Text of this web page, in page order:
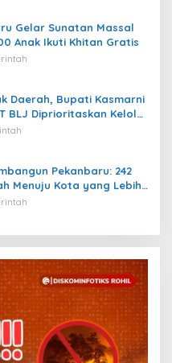
Gelar Sunatan Massal
Anak Ikuti Khitan Gratis
Daerah, Bupati Kasmarni
BLJ Diprioritaskan Kelola
Pekanbaru: 242
Menuju Kota yang Lebih